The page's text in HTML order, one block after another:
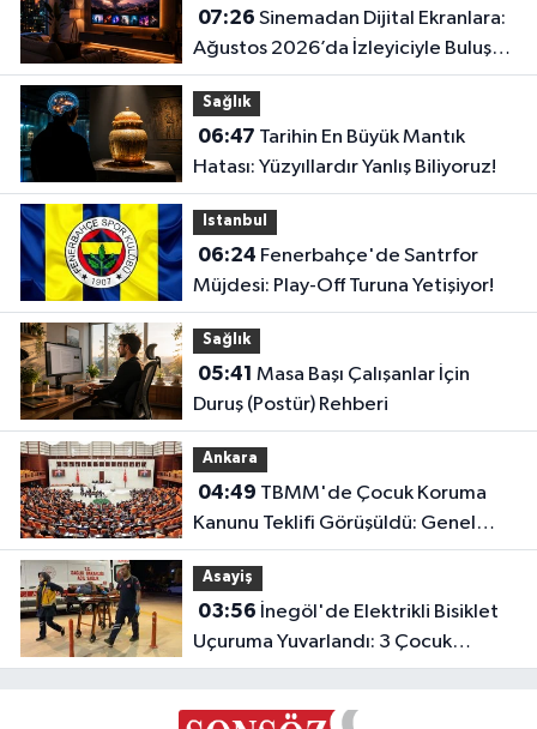
07:26
Ağustos 2026’da İzleyiciyle Buluşan
En İddialı Yapımlar
Sağlık
06:47
Hatası: Yüzyıllardır Yanlış Biliyoruz!
Istanbul
06:24
Müjdesi: Play-Off Turuna Yetişiyor!
Sağlık
05:41
Duruş (Postür) Rehberi
Ankara
04:49
Kanunu Teklifi Görüşüldü: Genel
Kurul Tamamlandı!
Asayiş
03:56
Uçuruma Yuvarlandı: 3 Çocuk
Yaralandı!